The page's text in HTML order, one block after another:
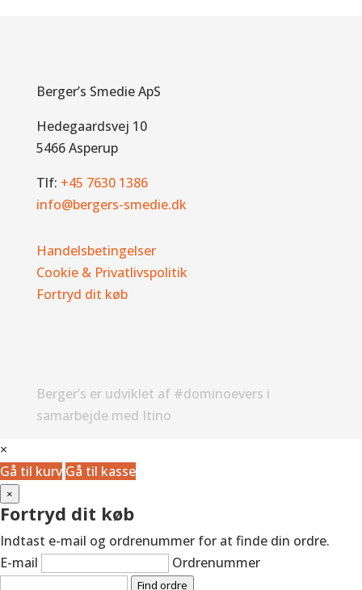
Berger’s Smedie ApS
Hedegaardsvej 10
5466 Asperup
Tlf: +45 7630 1386
info@bergers-smedie.dk
Handelsbetingelser
Cookie & Privatlivspolitik
Fortryd dit køb
Berger’s er udviklet af #dominoevers i
samarbejde med Itino
×
Gå til kurv Gå til kasse
×
Fortryd dit køb
Indtast e-mail og ordrenummer for at finde din ordre.
E-mail
Ordrenummer
Find ordre